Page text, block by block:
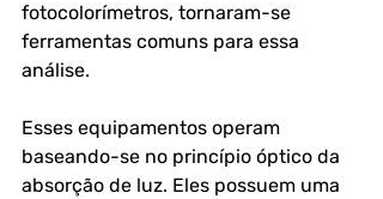
fotocolorímetros, tornaram-se
ferramentas comuns para essa
análise.
Esses equipamentos operam
baseando-se no princípio óptico da
absorção de luz. Eles possuem uma